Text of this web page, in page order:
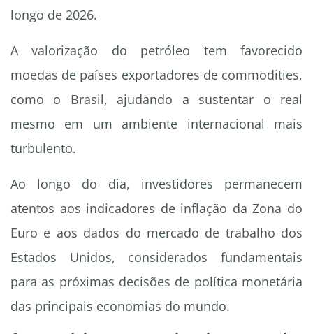
longo de 2026.
A valorização do petróleo tem favorecido
moedas de países exportadores de commodities,
como o Brasil, ajudando a sustentar o real
mesmo em um ambiente internacional mais
turbulento.
Ao longo do dia, investidores permanecem
atentos aos indicadores de inflação da Zona do
Euro e aos dados do mercado de trabalho dos
Estados Unidos, considerados fundamentais
para as próximas decisões de política monetária
das principais economias do mundo.